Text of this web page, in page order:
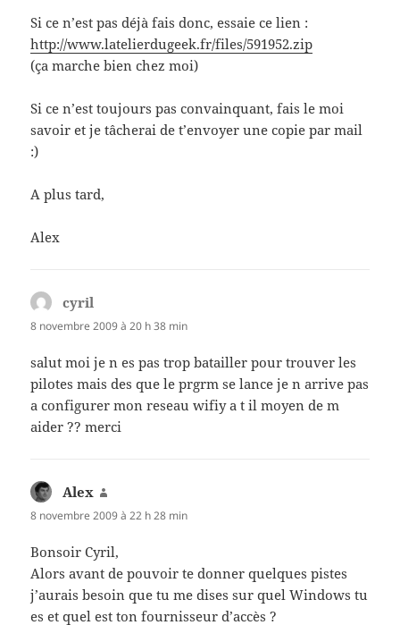
Si ce n’est pas déjà fais donc, essaie ce lien :
http://www.latelierdugeek.fr/files/591952.zip
(ça marche bien chez moi)
Si ce n’est toujours pas convainquant, fais le moi
savoir et je tâcherai de t’envoyer une copie par mail
:)
A plus tard,
Alex
cyril
8 novembre 2009 à 20 h 38 min
salut moi je n es pas trop batailler pour trouver les
pilotes mais des que le prgrm se lance je n arrive pas
a configurer mon reseau wifiy a t il moyen de m
aider ?? merci
Alex
8 novembre 2009 à 22 h 28 min
Bonsoir Cyril,
Alors avant de pouvoir te donner quelques pistes
j’aurais besoin que tu me dises sur quel Windows tu
es et quel est ton fournisseur d’accès ?